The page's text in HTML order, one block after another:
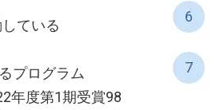
ている
プログラム
年度第1期受賞98